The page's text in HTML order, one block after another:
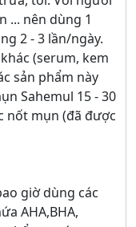
... nên dùng 1
2 - 3 lần/ngày.
(serum, kem
sản phẩm này
Sahemul 15 - 30
nốt mụn (đã được
giờ dùng các
AHA,BHA,